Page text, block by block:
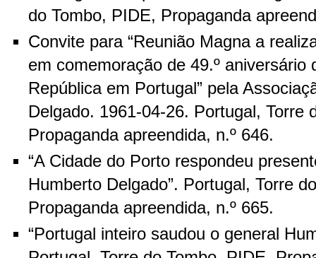
do Tombo, PIDE, Propaganda
Convite para “Reunião Magna a
em comemoração de 49.º aniversário
República em Portugal” pela
Delgado. 1961-04-26. Portugal, Torre
Propaganda apreendida, n.º 646.
“A Cidade do Porto respondeu
Humberto Delgado”. Portugal, Torre
Propaganda apreendida, n.º 665.
“Portugal inteiro saudou o general